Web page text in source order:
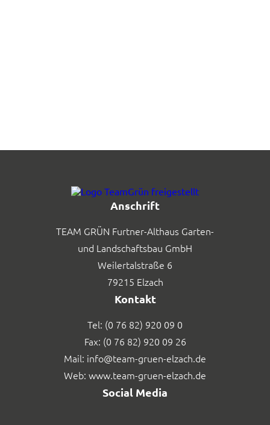
Anschrift
TEAM GRÜN Furtner-Althaus Garten-
und Landschaftsbau GmbH
Weilertalstraße 6
79215 Elzach
Kontakt
Tel: (0 76 82) 920 09 0
Fax: (0 76 82) 920 09 26
Mail: info@team-gruen-elzach.de
Web: www.team-gruen-elzach.de
Social Media